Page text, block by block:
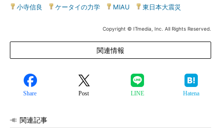
小寺信良
ケータイの力学 MIAU 東日本大震災
Copyright © ITmedia, Inc. All Rights Reserved.
関連情報
Share Post LINE Hatena
関連記事